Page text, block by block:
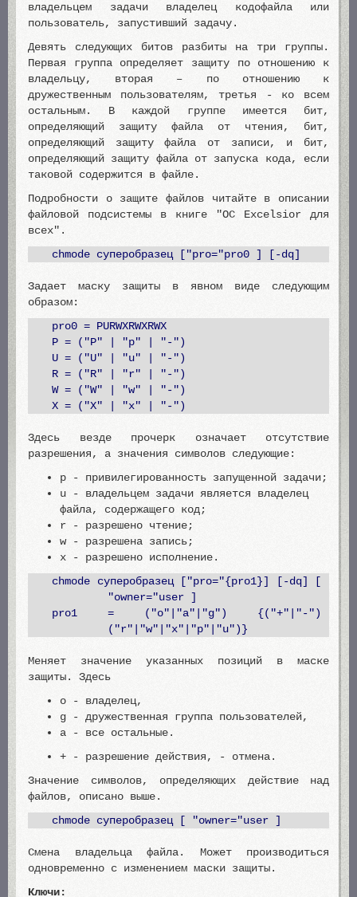
владельцем задачи владелец кодофайла или
пользователь, запустивший задачу.
Девять следующих битов разбиты на три группы.
Первая группа определяет защиту по отношению к
владельцу, вторая – по отношению к
дружественным пользователям, третья - ко всем
остальным. В каждой группе имеется бит,
определяющий защиту файла от чтения, бит,
определяющий защиту файла от записи, и бит,
определяющий защиту файла от запуска кода, если
таковой содержится в файле.
Подробности о защите файлов читайте в описании
файловой подсистемы в книге "ОС Excelsior для
всех".
chmode суперобразец ["pro="pro0 ] [-dq]
Задает маску защиты в явном виде следующим
образом:
pro0 = PURWXRWXRWX
P = ("P" | "p" | "-")
U = ("U" | "u" | "-")
R = ("R" | "r" | "-")
W = ("W" | "w" | "-")
X = ("X" | "x" | "-")
Здесь везде прочерк означает отсутствие
разрешения, а значения символов следующие:
p - привилегированность запущенной задачи;
u - владельцем задачи является владелец
файла, содержащего код;
r - разрешено чтение;
w - разрешена запись;
x - разрешено исполнение.
chmode суперобразец ["pro="{pro1}] [-dq] [
"owner="user ]
pro1 = ("o"|"a"|"g") {("+"|"-")
("r"|"w"|"x"|"p"|"u")}
Меняет значение указанных позиций в маске
защиты. Здесь
o - владелец,
g - дружественная группа пользователей,
a - все остальные.
+ - разрешение действия, - отмена.
Значение символов, определяющих действие над
файлов, описано выше.
chmode суперобразец [ "owner="user ]
Смена владельца файла. Может производиться
одновременно с изменением маски защиты.
Ключи: